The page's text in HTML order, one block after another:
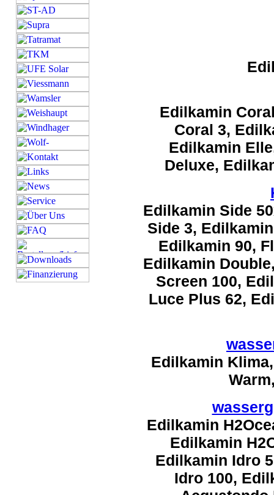
Edilkamin
Coral 3,
Edilkamin
Deluxe,
Edilkamin Side
Side 3,
Edilkamin 90,
Edilkamin
Screen 100,
Luce Plus 62,
Edilkamin
Edilkamin
Edilkamin
Edilkamin Idro
Idro 100,